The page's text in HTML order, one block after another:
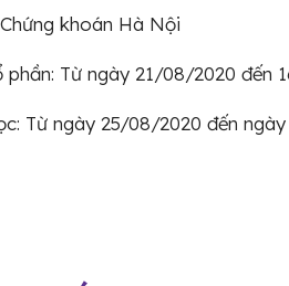
khoán Hà Nội
phần: Từ ngày 21/08/2020 đến
Từ ngày 25/08/2020 đến